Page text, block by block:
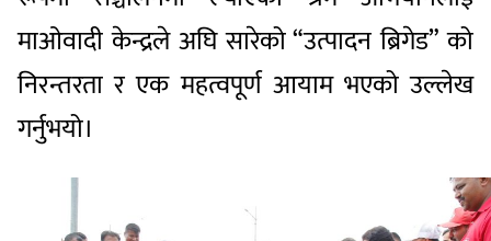
माओवादी केन्द्रले अघि सारेको “उत्पादन ब्रिगेड” को
निरन्तरता र एक महत्वपूर्ण आयाम भएको उल्लेख
गर्नुभयो।